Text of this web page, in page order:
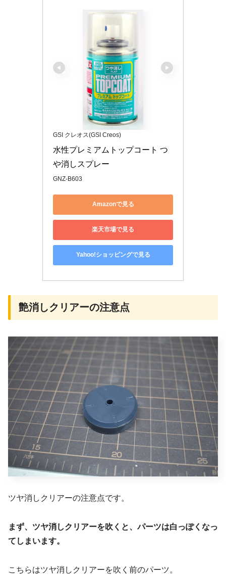
GSI クレオス(GSI Creos)
水性プレミアムトップコート つ
や消しスプレー
GNZ-B603
Amazonで見る
楽天市場で見る
Yahoo!ショッピングで見る
艶消しクリアーの注意点
ツヤ消しクリアーの注意点です。
まず、ツヤ消しクリアーを吹くと、パーツは白っぽくなっ
てしまいます。
こちらはツヤ消しクリアーを吹く前のパーツ。